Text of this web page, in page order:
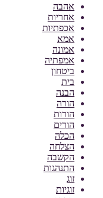
אהבה
אחריות
אכפתיות
אמא
אמונה
אמפתיה
ביטחון
בית
הבנה
הורה
הורות
הורים
הכלה
הצלחה
הקשבה
התנהגות
זוג
זוגיות